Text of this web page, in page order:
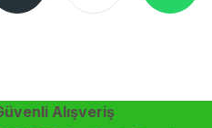
Alışveriş